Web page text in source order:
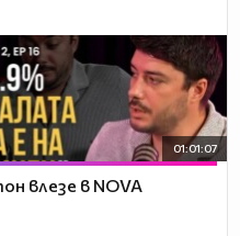
01:01:07
влезе в NOVA